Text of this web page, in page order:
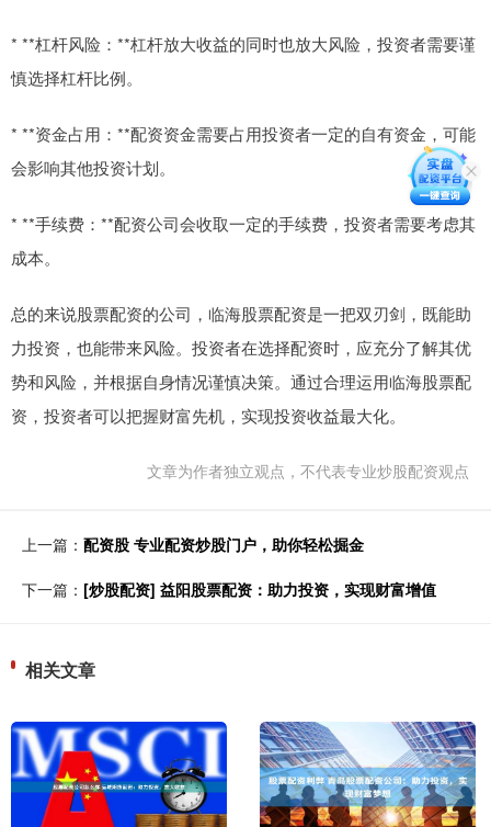
* **杠杆风险：**杠杆放大收益的同时也放大风险，投资者需要谨
慎选择杠杆比例。
* **资金占用：**配资资金需要占用投资者一定的自有资金，可能
会影响其他投资计划。
* **手续费：**配资公司会收取一定的手续费，投资者需要考虑其
成本。
总的来说股票配资的公司，临海股票配资是一把双刃剑，既能助
力投资，也能带来风险。投资者在选择配资时，应充分了解其优
势和风险，并根据自身情况谨慎决策。通过合理运用临海股票配
资，投资者可以把握财富先机，实现投资收益最大化。
文章为作者独立观点，不代表专业炒股配资观点
上一篇： 配资股 专业配资炒股门户，助你轻松掘金
下一篇： [炒股配资] 益阳股票配资：助力投资，实现财富增值
相关文章